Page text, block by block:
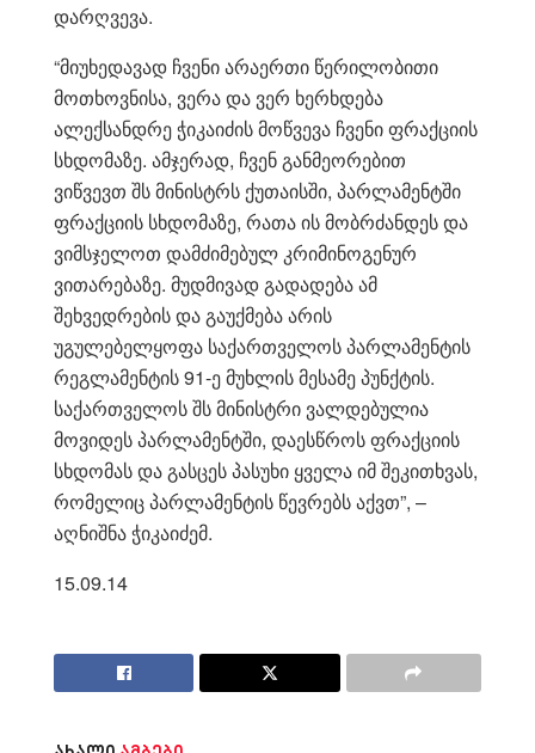
დარღვევა.
“მიუხედავად ჩვენი არაერთი წერილობითი
მოთხოვნისა, ვერა და ვერ ხერხდება
ალექსანდრე ჭიკაიძის მოწვევა ჩვენი ფრაქციის
სხდომაზე. ამჯერად, ჩვენ განმეორებით
ვიწვევთ შს მინისტრს ქუთაისში, პარლამენტში
ფრაქციის სხდომაზე, რათა ის მობრძანდეს და
ვიმსჯელოთ დამძიმებულ კრიმინოგენურ
ვითარებაზე. მუდმივად გადადება ამ
შეხვედრების და გაუქმება არის
უგულებელყოფა საქართველოს პარლამენტის
რეგლამენტის 91-ე მუხლის მესამე პუნქტის.
საქართველოს შს მინისტრი ვალდებულია
მოვიდეს პარლამენტში, დაესწროს ფრაქციის
სხდომას და გასცეს პასუხი ყველა იმ შეკითხვას,
რომელიც პარლამენტის წევრებს აქვთ”, –
აღნიშნა ჭიკაიძემ.
15.09.14